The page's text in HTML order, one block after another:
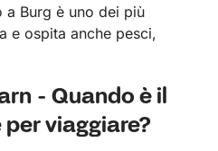
a Burg è uno dei più
e ospita anche pesci,
- Quando è il
viaggiare?